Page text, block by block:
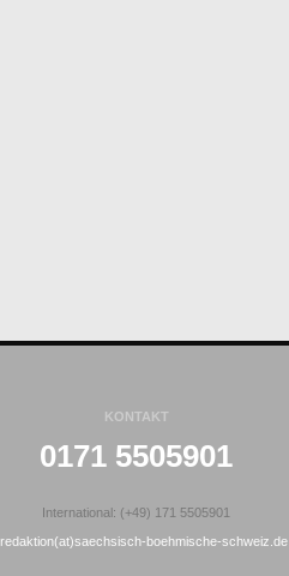
KONTAKT
0171 5505901
International: (+49) 171 5505901
redaktion(at)saechsisch-boehmische-schweiz.de